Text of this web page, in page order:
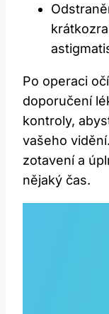
Po operaci
⁣doporučení
kontroly,
vašeho
zotavení a
nějaký ⁤čas.